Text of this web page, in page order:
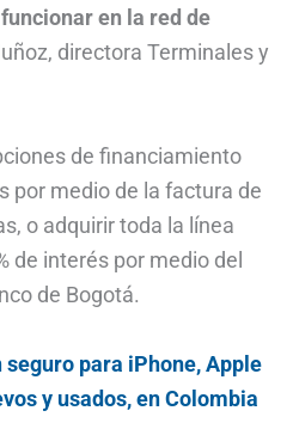
en la red de
directora Terminales y
de financiamiento
por medio de la factura de
o adquirir toda la línea
de interés por medio del
de Bogotá.
seguro para iPhone, Apple
y usados, en Colombia